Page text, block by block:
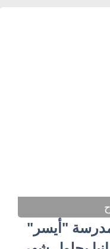
مدرسة "أيسر"